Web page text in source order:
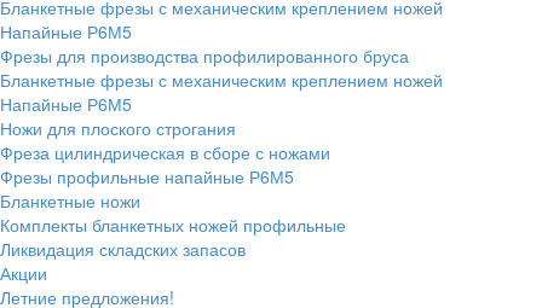
Бланкетные фрезы с механическим креплением ножей
Напайные Р6М5
Фрезы для производства профилированного бруса
Бланкетные фрезы с механическим креплением ножей
Напайные Р6М5
Ножи для плоского строгания
Фреза цилиндрическая в сборе с ножами
Фрезы профильные напайные Р6М5
Бланкетные ножи
Комплекты бланкетных ножей профильные
Ликвидация складских запасов
Акции
Летние предложения!